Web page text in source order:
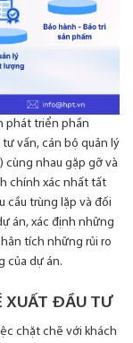
phát triển phần
vấn, cán bộ quản lý
cùng nhau gặp gỡ và
chính xác nhất tất
cầu trùng lặp và đối
án, xác định những
tích những rủi ro
của dự án.
XUẤT ĐẦU TƯ
chặt chẽ với khách